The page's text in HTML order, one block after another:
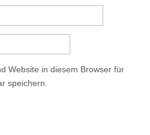
Website in diesem Browser für
speichern.